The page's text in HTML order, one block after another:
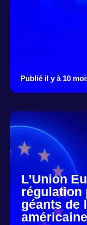
Publié il y à 10
L’Union
régulation
géants de
américaine